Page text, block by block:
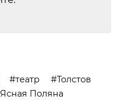
театр
Толстов
Ясная Поляна